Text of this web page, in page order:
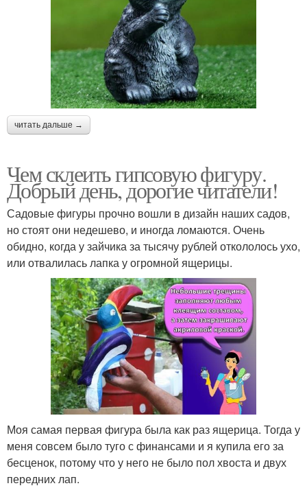
читать дальше →
Чем склеить гипсовую фигуру.
Добрый день, дорогие читатели!
Садовые фигуры прочно вошли в дизайн наших садов,
но стоят они недешево, и иногда ломаются. Очень
обидно, когда у зайчика за тысячу рублей откололось ухо,
или отвалилась лапка у огромной ящерицы.
Моя самая первая фигура была как раз ящерица. Тогда у
меня совсем было туго с финансами и я купила его за
бесценок, потому что у него не было пол хвоста и двух
передних лап.